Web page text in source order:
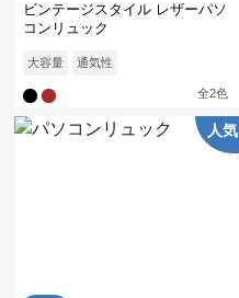
ビンテージスタイル レザーパソ
コンリュック
大容量 通気性
全2色
人気